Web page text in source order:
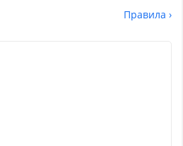
Правила ›